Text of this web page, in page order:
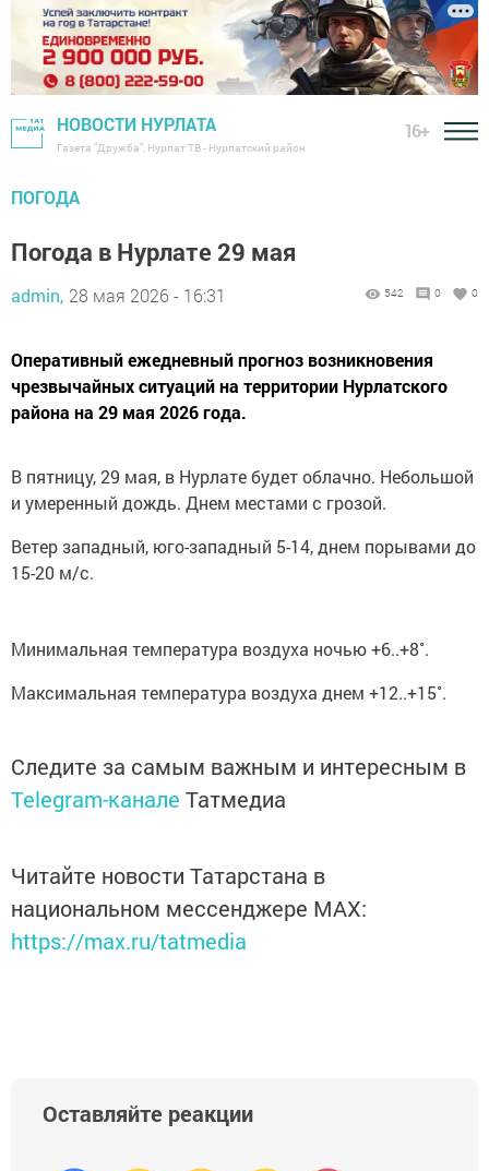
НОВОСТИ НУРЛАТА
Газета "Дружба", Нурлат ТВ - Нурлатский район
16+
ПОГОДА
Погода в Нурлате 29 мая
admin, 28 мая 2026 - 16:31 542 0 0
Оперативный ежедневный прогноз возникновения
чрезвычайных ситуаций на территории Нурлатского
района на 29 мая 2026 года.
В пятницу, 29 мая, в Нурлате будет облачно. Небольшой
и умеренный дождь. Днем местами с грозой.
Ветер западный, юго-западный 5-14, днем порывами до
15-20 м/с.
Минимальная температура воздуха ночью +6..+8˚.
Максимальная температура воздуха днем +12..+15˚.
Следите за самым важным и интересным в
Telegram-канале Татмедиа
Читайте новости Татарстана в
национальном мессенджере MАХ:
https://max.ru/tatmedia
Оставляйте реакции